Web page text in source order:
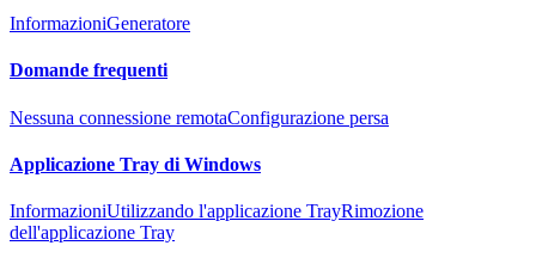
InformazioniGeneratore
Domande frequenti
Nessuna connessione remotaConfigurazione persa
Applicazione Tray di Windows
InformazioniUtilizzando l'applicazione TrayRimozione
dell'applicazione Tray